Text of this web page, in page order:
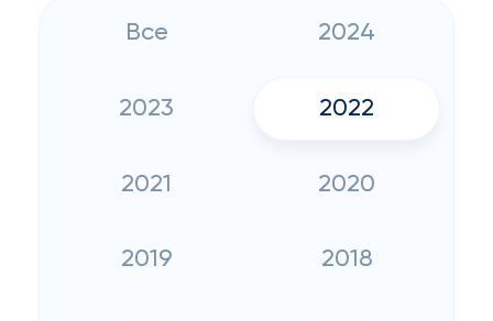
Все 2024
2023 2022
2021 2020
2019 2018